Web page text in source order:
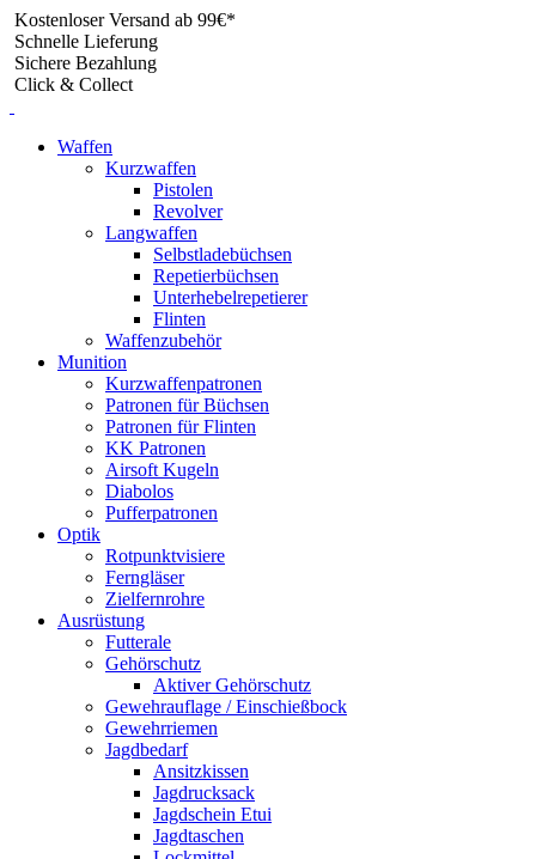
Skip
to
content
Kostenloser Versand ab 99€*
Schnelle Lieferung
Sichere Bezahlung
Click & Collect
Waffen
Kurzwaffen
Pistolen
Revolver
Langwaffen
Selbstladebüchsen
Repetierbüchsen
Unterhebelrepetierer
Flinten
Waffenzubehör
Munition
Kurzwaffenpatronen
Patronen für Büchsen
Patronen für Flinten
KK Patronen
Airsoft Kugeln
Diabolos
Pufferpatronen
Optik
Rotpunktvisiere
Ferngläser
Zielfernrohre
Ausrüstung
Futterale
Gehörschutz
Aktiver Gehörschutz
Gewehrauflage / Einschießbock
Gewehrriemen
Jagdbedarf
Ansitzkissen
Jagdrucksack
Jagdschein Etui
Jagdtaschen